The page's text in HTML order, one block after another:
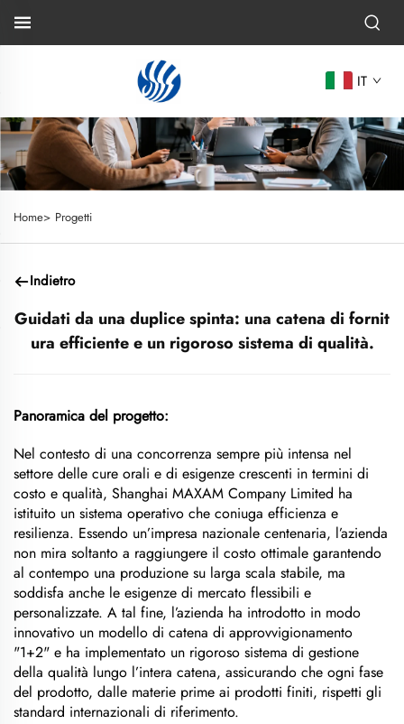
IT
Home> Progetti
Indietro
Guidati da una duplice spinta: una catena di fornit
ura efficiente e un rigoroso sistema di qualità.
Panoramica del progetto:
Nel contesto di una concorrenza sempre più intensa nel
settore delle cure orali e di esigenze crescenti in termini di
costo e qualità, Shanghai MAXAM Company Limited ha
istituito un sistema operativo che coniuga efficienza e
resilienza. Essendo un’impresa nazionale centenaria, l’azienda
non mira soltanto a raggiungere il costo ottimale garantendo
al contempo una produzione su larga scala stabile, ma
soddisfa anche le esigenze di mercato flessibili e
personalizzate. A tal fine, l’azienda ha introdotto in modo
innovativo un modello di catena di approvvigionamento
"1+2" e ha implementato un rigoroso sistema di gestione
della qualità lungo l’intera catena, assicurando che ogni fase
del prodotto, dalle materie prime ai prodotti finiti, rispetti gli
standard internazionali di riferimento.